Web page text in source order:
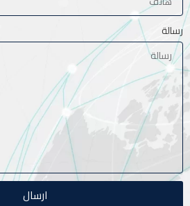
رسالة
ارسال